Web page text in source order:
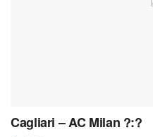
Cagliari – AC Milan ?:?